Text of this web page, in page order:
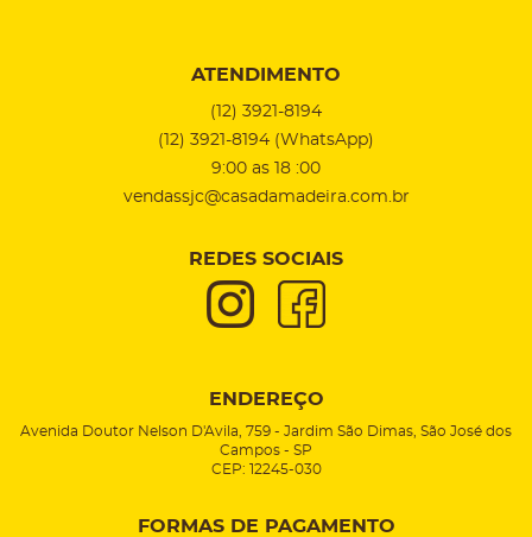
ATENDIMENTO
(12) 3921-8194
(12) 3921-8194 (WhatsApp)
9:00 as 18 :00
vendassjc@casadamadeira.com.br
REDES SOCIAIS
ENDEREÇO
Avenida Doutor Nelson D'Avila, 759 - Jardim São Dimas, São José dos
Campos - SP
CEP: 12245-030
FORMAS DE PAGAMENTO